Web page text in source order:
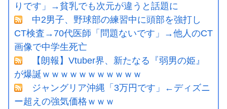
りです」→貧乳でも次元が違うと話題に
中2男子、野球部の練習中に頭部を強打し
CT検査→70代医師「問題ないです」→他人のCT
画像で中学生死亡
【朗報】Vtuber界、新たなる『弱男の姫』
が爆誕ｗｗｗｗｗｗｗｗｗｗｗ
ジャングリア沖縄「3万円です」←ディズニ
ー超えの強気価格ｗｗｗ